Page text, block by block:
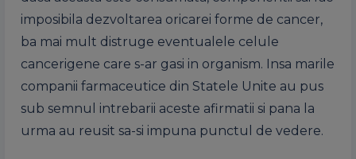
imposibila dezvoltarea oricarei forme de cancer,
ba mai mult distruge eventualele celule
cancerigene care s-ar gasi in organism. Insa marile
companii farmaceutice din Statele Unite au pus
sub semnul intrebarii aceste afirmatii si pana la
urma au reusit sa-si impuna punctul de vedere.